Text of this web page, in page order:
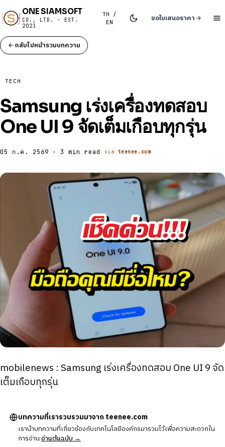
ONE SIAMSOFT
CO., LTD. · EST.
2023
TH /
EN
ขอใบเสนอราคา
กลับไปหน้ารวมบทความ
TECH
Samsung เร่งเครื่องทดสอบ
One UI 9 จัดเต็มเกือบทุกรุ่น
05 ก.ค. 2569 · 3 min read via teenee.com
mobilenews : Samsung เร่งเครื่องทดสอบ One UI 9 จัด
เต็มเกือบทุกรุ่น
บทความที่เรารวบรวมมาจาก teenee.com
เรานำบทความที่เกี่ยวข้องกับเทคโนโลยีองค์กรมารวมไว้เพื่อความสะดวกใน
การอ่านอ่านต้นฉบับ →